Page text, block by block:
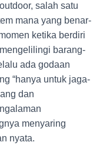
salah satu
mana yang benar-
ketika berdiri
barang-
ada godaan
“hanya untuk jaga-
dan
menyaring
nyata.